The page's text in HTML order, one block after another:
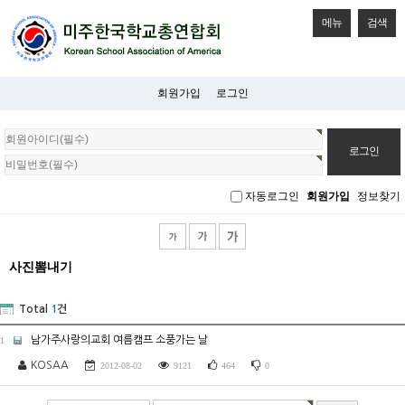
메뉴 검색
회원가입 로그인
회
원
로
자동로그인 회원가입 정보찾기
사진뽐내기
Total 1 건
1 남가주사랑의교회 여름캠프 소풍가는 날
KOSAA 2012-08-02 9121 464 0